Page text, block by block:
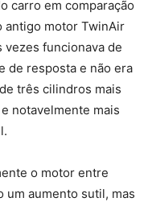
carro em comparação
antigo motor TwinAir
funcionava de
de resposta e não era
três cilindros mais
notavelmente mais
o motor entre
um aumento sutil, mas